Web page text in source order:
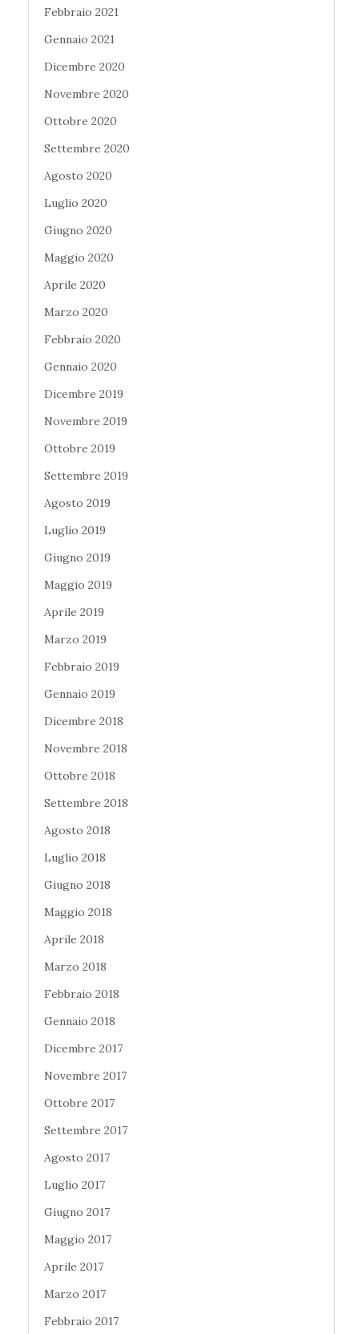
Febbraio 2021
Gennaio 2021
Dicembre 2020
Novembre 2020
Ottobre 2020
Settembre 2020
Agosto 2020
Luglio 2020
Giugno 2020
Maggio 2020
Aprile 2020
Marzo 2020
Febbraio 2020
Gennaio 2020
Dicembre 2019
Novembre 2019
Ottobre 2019
Settembre 2019
Agosto 2019
Luglio 2019
Giugno 2019
Maggio 2019
Aprile 2019
Marzo 2019
Febbraio 2019
Gennaio 2019
Dicembre 2018
Novembre 2018
Ottobre 2018
Settembre 2018
Agosto 2018
Luglio 2018
Giugno 2018
Maggio 2018
Aprile 2018
Marzo 2018
Febbraio 2018
Gennaio 2018
Dicembre 2017
Novembre 2017
Ottobre 2017
Settembre 2017
Agosto 2017
Luglio 2017
Giugno 2017
Maggio 2017
Aprile 2017
Marzo 2017
Febbraio 2017